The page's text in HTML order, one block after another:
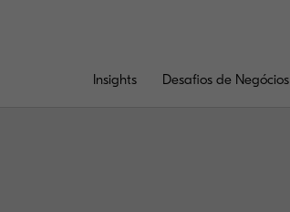
Insights Desafios de Negócios